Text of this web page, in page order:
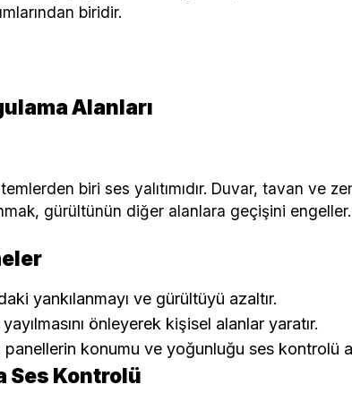
biridir.
Alanları
biri ses yalıtımıdır. Duvar, tavan ve
gürültünün diğer alanlara geçişini engeller.
yankılanmayı ve gürültüyü azaltır.
önleyerek kişisel alanlar yaratır.
konumu ve yoğunluğu ses kontrolü
Ses Kontrolü